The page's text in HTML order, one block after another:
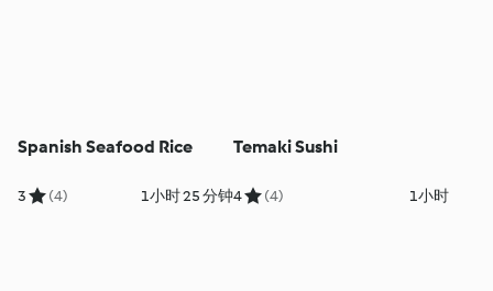
Spanish Seafood Rice
3 (4) 1小时 25 分钟
Temaki Sushi
4 (4) 1小时